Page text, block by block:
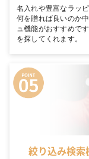
名入れや豊富なラッ
何を贈れば良いのか
ュ機能がおすすめで
を探してくれます。
絞り込み検索